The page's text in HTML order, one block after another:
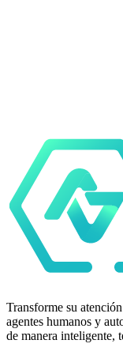
Transforme su
agentes humanos y
de manera inteligente,